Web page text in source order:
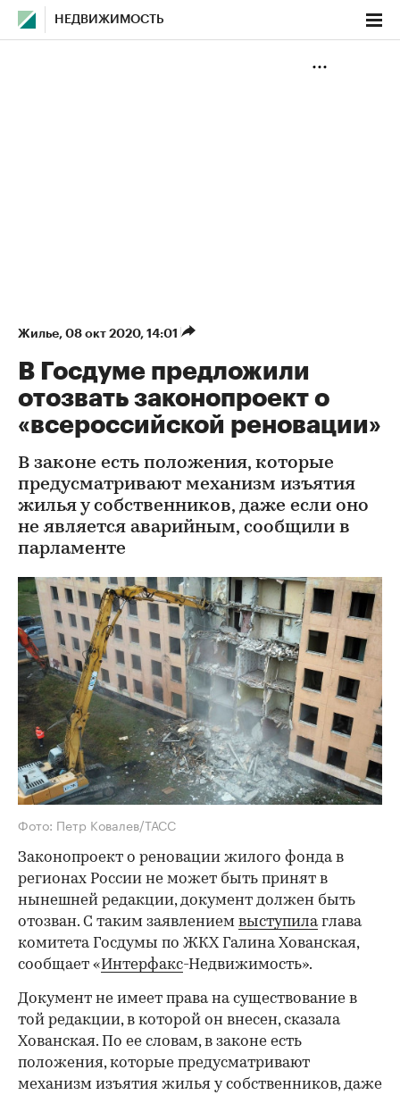
НЕДВИЖИМОСТЬ
Жилье⁠, 08 окт 2020, 14:01
В Госдуме предложили
отозвать законопроект о
«всероссийской реновации»
В законе есть положения, которые
предусматривают механизм изъятия
жилья у собственников, даже если оно
не является аварийным, сообщили в
парламенте
Фото: Петр Ковалев/ТАСС
Законопроект о реновации жилого фонда в
регионах России не может быть принят в
нынешней редакции, документ должен быть
отозван. С таким заявлением выступилаглава
комитета Госдумы по ЖКХ Галина Хованская,
сообщает «Интерфакс-Недвижимость».
Документ не имеет права на существование в
той редакции, в которой он внесен, сказала
Хованская. По ее словам, в законе есть
положения, которые предусматривают
механизм изъятия жилья у собственников, даже